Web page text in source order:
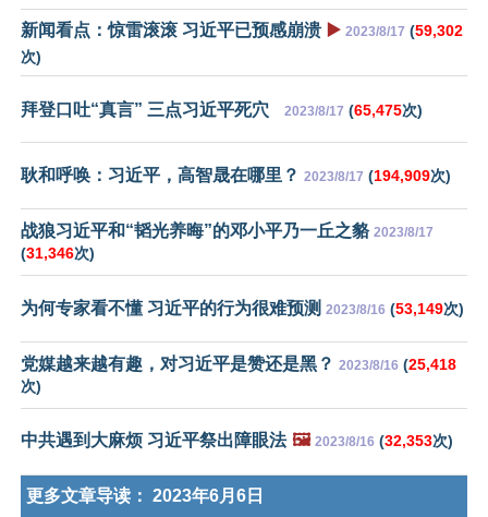
新闻看点：惊雷滚滚 习近平已预感崩溃 ▶️ 2023/8/17 (59,302
次)
拜登口吐“真言” 三点习近平死穴 2023/8/17 (65,475次)
耿和呼唤：习近平，高智晟在哪里？ 2023/8/17 (194,909次)
战狼习近平和“韬光养晦”的邓小平乃一丘之貉 2023/8/17
(31,346次)
为何专家看不懂 习近平的行为很难预测 2023/8/16 (53,149次)
党媒越来越有趣，对习近平是赞还是黑？ 2023/8/16 (25,418
次)
中共遇到大麻烦 习近平祭出障眼法 🖼️ 2023/8/16 (32,353次)
更多文章导读： 2023年6月6日